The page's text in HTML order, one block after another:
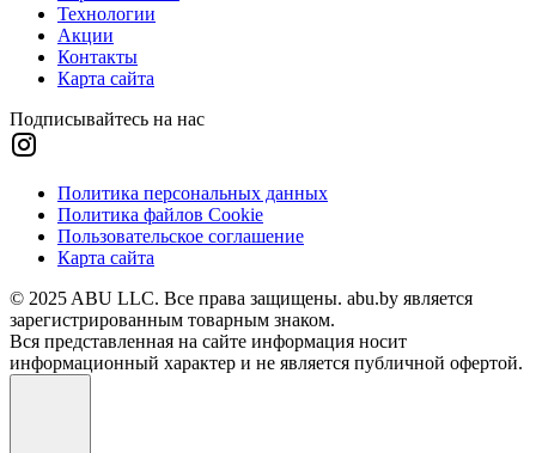
Технологии
Акции
Контакты
Карта сайта
Подписывайтесь на нас
Политика персональных данных
Политика файлов Cookie
Пользовательское соглашение
Карта сайта
© 2025 ABU LLC. Все права защищены. abu.by является
зарегистрированным товарным знаком.
Вся представленная на сайте информация носит
информационный характер и не является публичной офертой.